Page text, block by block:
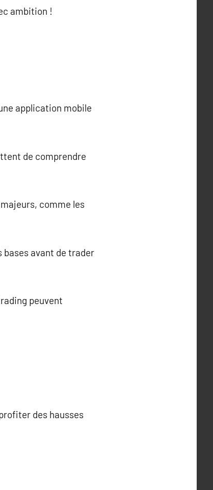
ambition !
application mobile
de comprendre
comme les
avant de trader
peuvent
des hausses